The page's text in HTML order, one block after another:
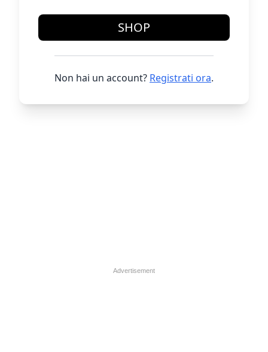
SHOP
Non hai un account? Registrati ora.